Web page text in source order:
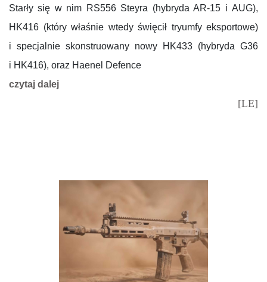
Starły się w nim RS556 Steyra (hybryda AR-15 i AUG),
HK416 (który właśnie wtedy święcił tryumfy eksportowe)
i specjalnie skonstruowany nowy HK433 (hybryda G36
i HK416), oraz Haenel Defence
czytaj dalej
[LE]